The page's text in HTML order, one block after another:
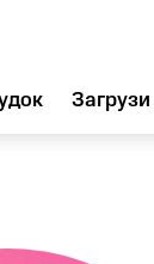
Загрузи